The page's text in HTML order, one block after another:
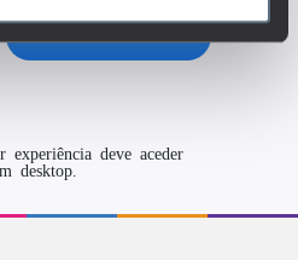
experiência deve aceder
desktop.